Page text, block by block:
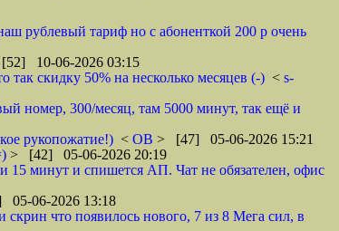
рублевый тариф но с абоненткой 200 р очень
10-06-2026 03:15
скидку 50% на несколько месяцев (-) < s-
номер, 300/месяц, там 5000 минут, так ещё и
рукопожатие!) < ОВ > [47] 05-06-2026 15:21
> [42] 05-06-2026 20:19
15 минут и спишется АП. Чат не обязателен, офис
06-2026 13:18
что появилось нового, 7 из 8 Мега сил, в